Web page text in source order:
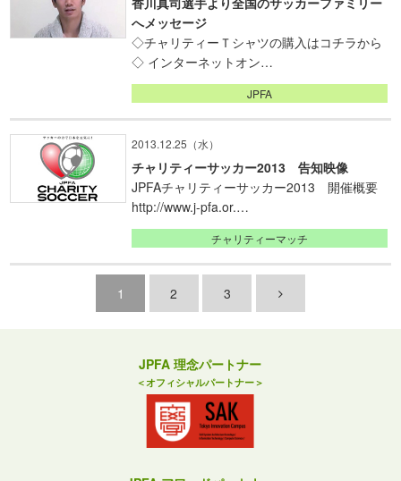
へメッセージ
◇チャリティーＴシャツの購入はコチラから
◇ インターネットオン…
JPFA
2013.12.25（水）
チャリティーサッカー2013 告知映像
JPFAチャリティーサッカー2013 開催概要
http://www.j-pfa.or.…
チャリティーマッチ
1 2 3
JPFA 理念パートナー
＜オフィシャルパートナー＞